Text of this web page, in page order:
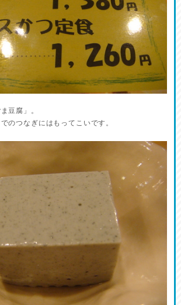
豆腐」。
のつなぎにはもってこいです。